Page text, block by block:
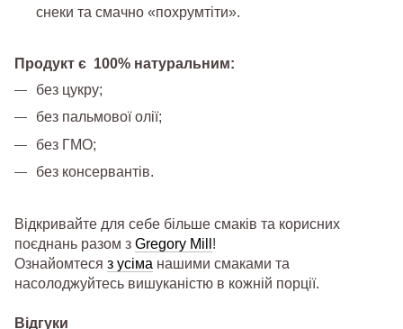
снеки та смачно «похрумтіти».
Продукт є 100% натуральним:
без цукру;
без пальмової олії;
без ГМО;
без консервантів.
Відкривайте для себе більше смаків та корисних
поєднань разом з Gregory Mill !
Ознайомтеся з усіма нашими смаками та
насолоджуйтесь вишуканістю в кожній порції.
Відгуки